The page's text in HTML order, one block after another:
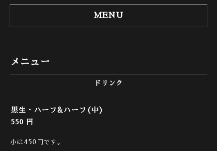
MENU
メニュー
ドリンク
黒生・ハーフ&ハーフ(中)
550 円
小は450円です。